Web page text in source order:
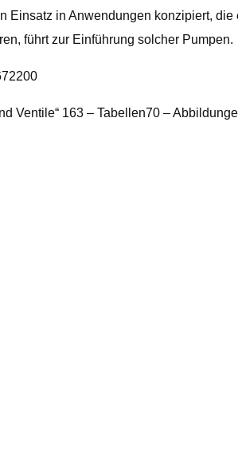
in Anwendungen konzipiert,
führt zur Einführung solcher Pumpen.
Ventile“ 163 – Tabellen70 –